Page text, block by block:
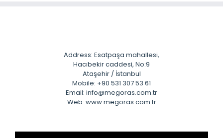
Address: Esatpaşa mahallesi,
Hacıbekir caddesi, No:9
Ataşehir / İstanbul
Mobile: +90 531 307 53 61
Email: info@megoras.com.tr
Web: www.megoras.com.tr